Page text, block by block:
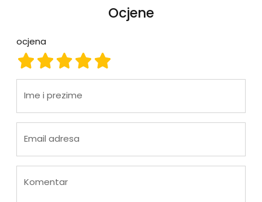
Ocjene
ocjena
ocjena 5
ocjena 4
ocjena 3
ocjena 2
ocjena 1
Ime i prezime
Email adresa
Komentar